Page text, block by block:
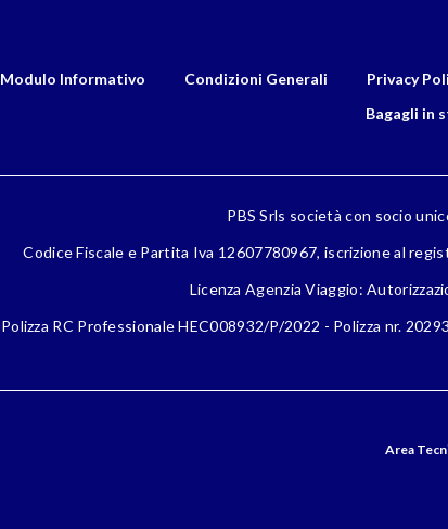
Modulo Informativo Condizioni Generali Privacy
Bagagli in
PBS Srls società con socio
Codice Fiscale e Partita Iva 12607780967, iscrizione al
Licenza Agenzia Viaggio:
Polizza RC Professionale HEC008932/P/2022 - Polizza nr.
Area